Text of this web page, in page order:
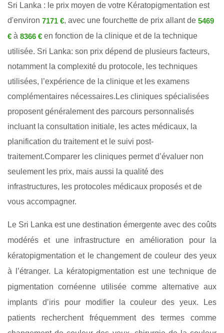
Sri Lanka : le prix moyen de votre Kératopigmentation est
d'environ 7171 €, avec une fourchette de prix allant de 5469
€ à 8366 € en fonction de la clinique et de la technique
utilisée. Sri Lanka: son prix dépend de plusieurs facteurs,
notamment la complexité du protocole, les techniques
utilisées, l’expérience de la clinique et les examens
complémentaires nécessaires.Les cliniques spécialisées
proposent généralement des parcours personnalisés
incluant la consultation initiale, les actes médicaux, la
planification du traitement et le suivi post-
traitement.Comparer les cliniques permet d’évaluer non
seulement les prix, mais aussi la qualité des
infrastructures, les protocoles médicaux proposés et de
vous accompagner.
Le Sri Lanka est une destination émergente avec des coûts
modérés et une infrastructure en amélioration pour la
kératopigmentation et le changement de couleur des yeux
à l’étranger. La kératopigmentation est une technique de
pigmentation cornéenne utilisée comme alternative aux
implants d’iris pour modifier la couleur des yeux. Les
patients recherchent fréquemment des termes comme